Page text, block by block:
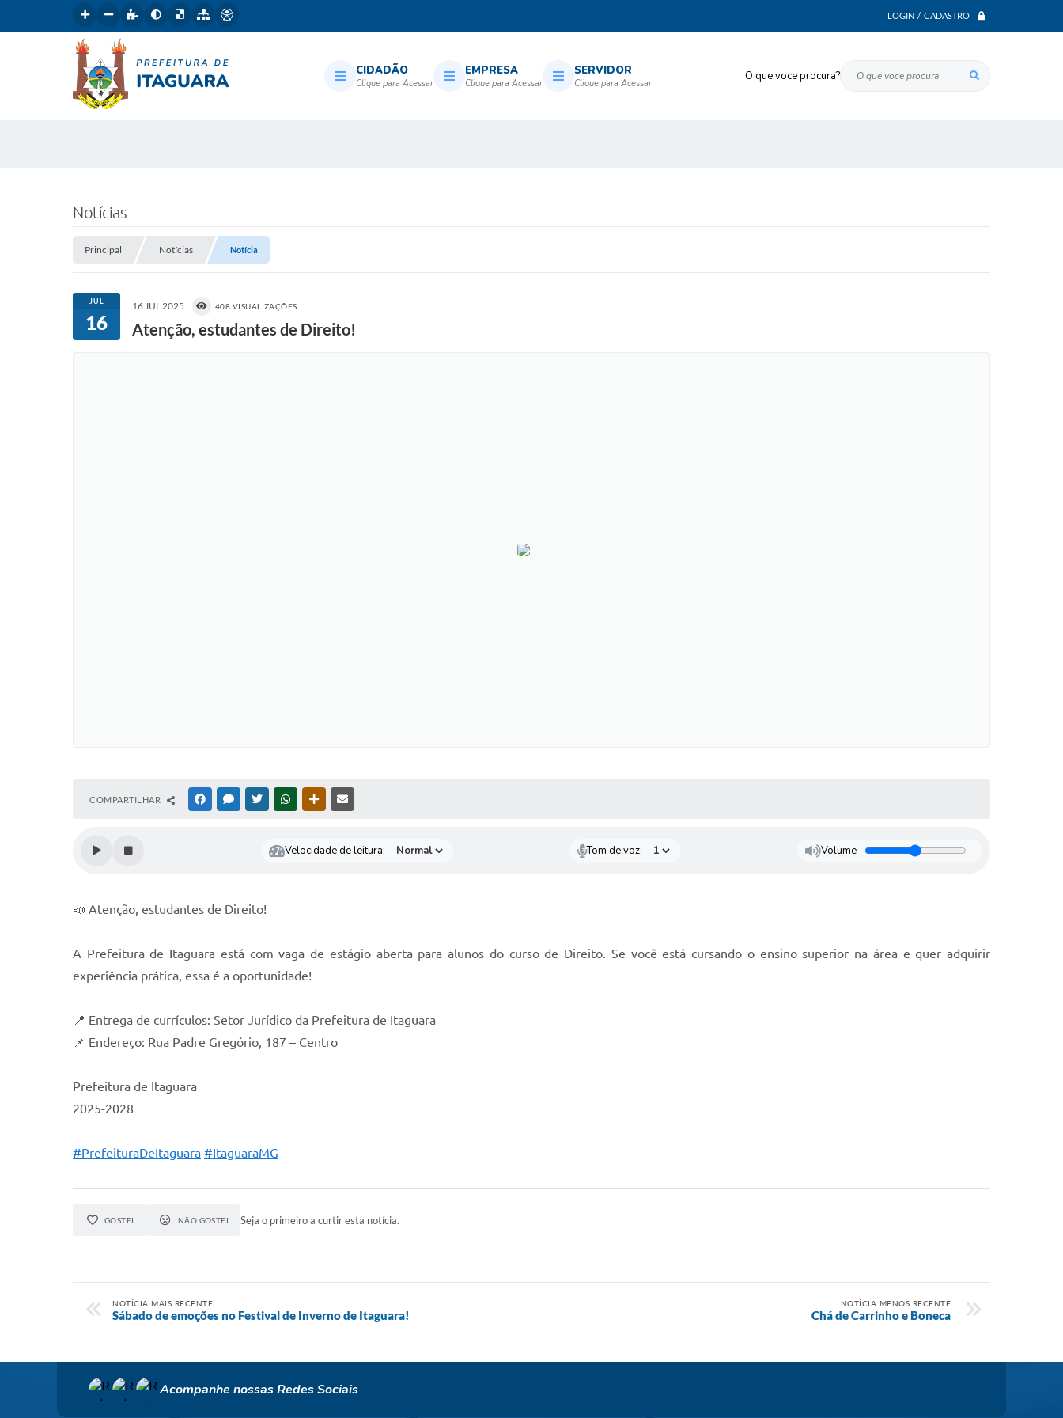
LOGIN / CADASTRO
O que voce procura?
CIDADÃO EMPRESA SERVIDOR
Notícias
Principal Notícias Notícia
JUL
16
16 JUL 2025 408 VISUALIZAÇÕES
Atenção, estudantes de Direito!
COMPARTILHAR FACEBOOKMESSENGER
TWITTERWHATSAPPOUTRAS MÍDIAS
Velocidade de leitura: Tom de voz: Volume
📣 Atenção, estudantes de Direito!
A Prefeitura de Itaguara está com vaga de estágio aberta para alunos do curso de Direito. Se você está cursando o ensino superior na área e quer adquirir
experiência prática, essa é a oportunidade!
📍 Entrega de currículos: Setor Jurídico da Prefeitura de Itaguara
📌 Endereço: Rua Padre Gregório, 187 – Centro
Prefeitura de Itaguara
2025-2028
#PrefeituraDeItaguara #ItaguaraMG
GOSTEI NÃO GOSTEI Seja o primeiro a curtir esta notícia.
NOTÍCIA MAIS RECENTE
Sábado de emoções no Festival de Inverno de Itaguara!
NOTÍCIA MENOS RECENTE
Chá de Carrinho e Boneca
Acompanhe nossas Redes Sociais